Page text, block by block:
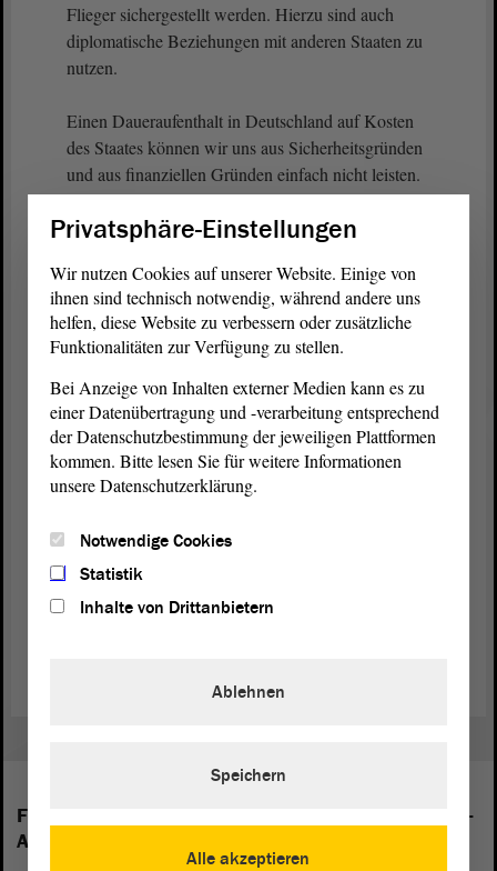
Flieger sichergestellt werden. Hierzu sind auch
diplomatische Beziehungen mit anderen Staaten zu
nutzen.
Einen Daueraufenthalt in Deutschland auf Kosten
des Staates können wir uns aus Sicherheitsgründen
und aus finanziellen Gründen einfach nicht leisten.
(Zustimmung bei der CDU und von Andreas
Denn die Integrationsmöglichkeiten in den
Kommunen und die finanziellen Möglichkeiten des
Sozialstaates sind begrenzt. Deshalb sind freiwillige
Aufnahmen durch den Bund auf Kosten der Länder
kontraproduktiv und abzulehnen.
Ich bitte um Zustimmung zu unserer
Beschlussempfehlung. - Herzlichen Dank.
Folgende Fraktionen sind im Landtag von Sachsen-
Anhalt vertreten:
Privatsphäre-Einstellungen
Wir nutzen Cookies auf unserer Website. Einige von
ihnen sind technisch notwendig, während andere uns
helfen, diese Website zu verbessern oder zusätzliche
Funktionalitäten zur Verfügung zu stellen.
Bei Anzeige von Inhalten externer Medien kann es zu
einer Datenübertragung und -verarbeitung entsprechend
der Datenschutzbestimmung der jeweiligen Plattformen
kommen. Bitte lesen Sie für weitere Informationen
unsere Datenschutzerklärung.
Notwendige Cookies
Statistik
Inhalte von Drittanbietern
Alle akzeptieren
Ablehnen
Speichern